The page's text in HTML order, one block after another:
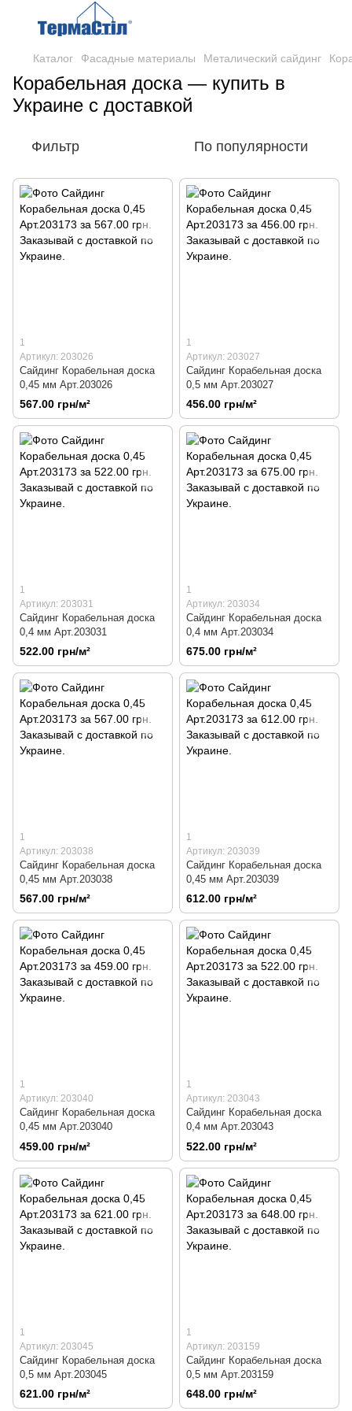
Каталог Фасадные материалы Металический сайдинг
Корабельная доска — купить в
Украине с доставкой
Фильтр По популярности
1
Артикул: 203026
Сайдинг Корабельная доска
0,45 мм Арт.203026
567.00 грн/м²
1
Артикул: 203027
Сайдинг Корабельная доска
0,5 мм Арт.203027
456.00 грн/м²
1
Артикул: 203031
Сайдинг Корабельная доска
0,4 мм Арт.203031
522.00 грн/м²
1
Артикул: 203034
Сайдинг Корабельная доска
0,4 мм Арт.203034
675.00 грн/м²
1
Артикул: 203038
Сайдинг Корабельная доска
0,45 мм Арт.203038
567.00 грн/м²
1
Артикул: 203039
Сайдинг Корабельная доска
0,45 мм Арт.203039
612.00 грн/м²
1
Артикул: 203040
Сайдинг Корабельная доска
0,45 мм Арт.203040
459.00 грн/м²
1
Артикул: 203043
Сайдинг Корабельная доска
0,4 мм Арт.203043
522.00 грн/м²
1
Артикул: 203045
Сайдинг Корабельная доска
0,5 мм Арт.203045
621.00 грн/м²
1
Артикул: 203159
Сайдинг Корабельная доска
0,5 мм Арт.203159
648.00 грн/м²